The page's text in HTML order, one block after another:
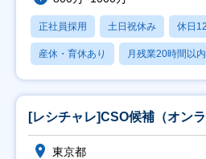
正社員採用 土日祝休み 休日
産休・育休あり 月残業20時間以内
[レシチャレ]CSO候補（オン
東京都